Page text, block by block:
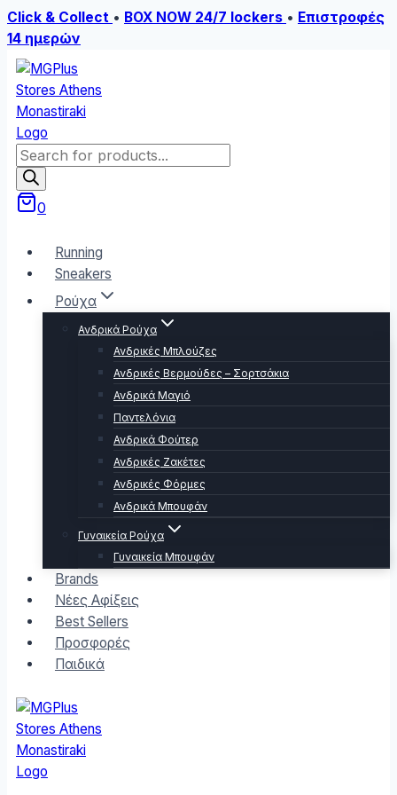
Click & Collect • BOX NOW 24/7 lockers • Επιστροφές
14 ημερών
Skip
to
content
Products
search
0
Running
Sneakers
Ρούχα
Ανδρικά Ρούχα
Ανδρικές Μπλούζες
Ανδρικές Βερμούδες – Σορτσάκια
Ανδρικά Μαγιό
Παντελόνια
Ανδρικά Φούτερ
Ανδρικές Ζακέτες
Ανδρικές Φόρμες
Ανδρικά Μπουφάν
Γυναικεία Ρούχα
Γυναικεία Μπουφάν
Brands
Νέες Αφίξεις
Best Sellers
Προσφορές
Παιδικά